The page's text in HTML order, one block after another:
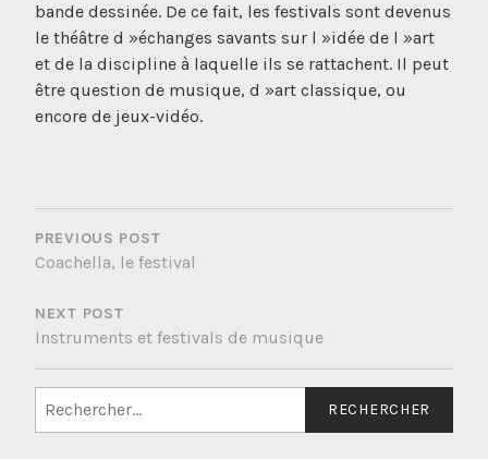
bande dessinée. De ce fait, les festivals sont devenus
le théâtre d »échanges savants sur l »idée de l »art
et de la discipline à laquelle ils se rattachent. Il peut
être question de musique, d »art classique, ou
encore de jeux-vidéo.
NAVIGATION
DE
L’ARTICLE
PREVIOUS POST
Coachella, le festival
NEXT POST
Instruments et festivals de musique